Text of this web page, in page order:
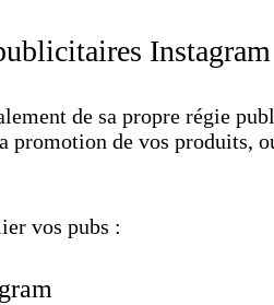
Instagram
de sa propre régie
promotion de vos produits,
vos pubs :